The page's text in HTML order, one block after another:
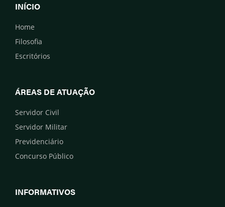
INÍCIO
Home
Filosofia
Escritórios
ÁREAS DE ATUAÇÃO
Servidor Civil
Servidor Militar
Previdenciário
Concurso Público
INFORMATIVOS